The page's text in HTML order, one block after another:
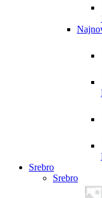
Srebro
Srebro